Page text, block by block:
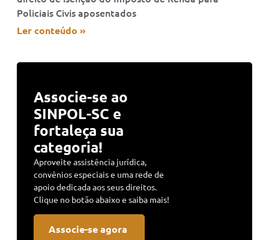
Policiais Civis aposentados
Ler conteúdo »
Associe-se ao
SINPOL-SC e
fortaleça sua
categoria!
Aproveite assistência jurídica,
convênios especiais e uma rede de
apoio dedicada aos seus direitos.
Clique no botão abaixo e saiba mais!
Associe-se agora